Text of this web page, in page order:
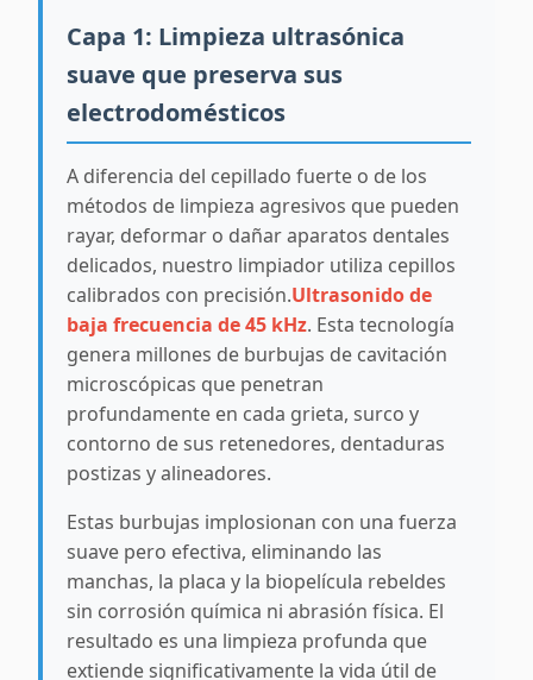
Capa 1: Limpieza ultrasónica
suave que preserva sus
electrodomésticos
A diferencia del cepillado fuerte o de los
métodos de limpieza agresivos que pueden
rayar, deformar o dañar aparatos dentales
delicados, nuestro limpiador utiliza cepillos
calibrados con precisión.Ultrasonido de
baja frecuencia de 45 kHz. Esta tecnología
genera millones de burbujas de cavitación
microscópicas que penetran
profundamente en cada grieta, surco y
contorno de sus retenedores, dentaduras
postizas y alineadores.
Estas burbujas implosionan con una fuerza
suave pero efectiva, eliminando las
manchas, la placa y la biopelícula rebeldes
sin corrosión química ni abrasión física. El
resultado es una limpieza profunda que
extiende significativamente la vida útil de